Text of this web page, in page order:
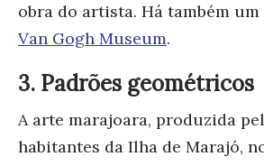
obra do artista. Há também um
Van Gogh Museum.
3. Padrões geométricos
A arte marajoara, produzida
habitantes da Ilha de Marajó,